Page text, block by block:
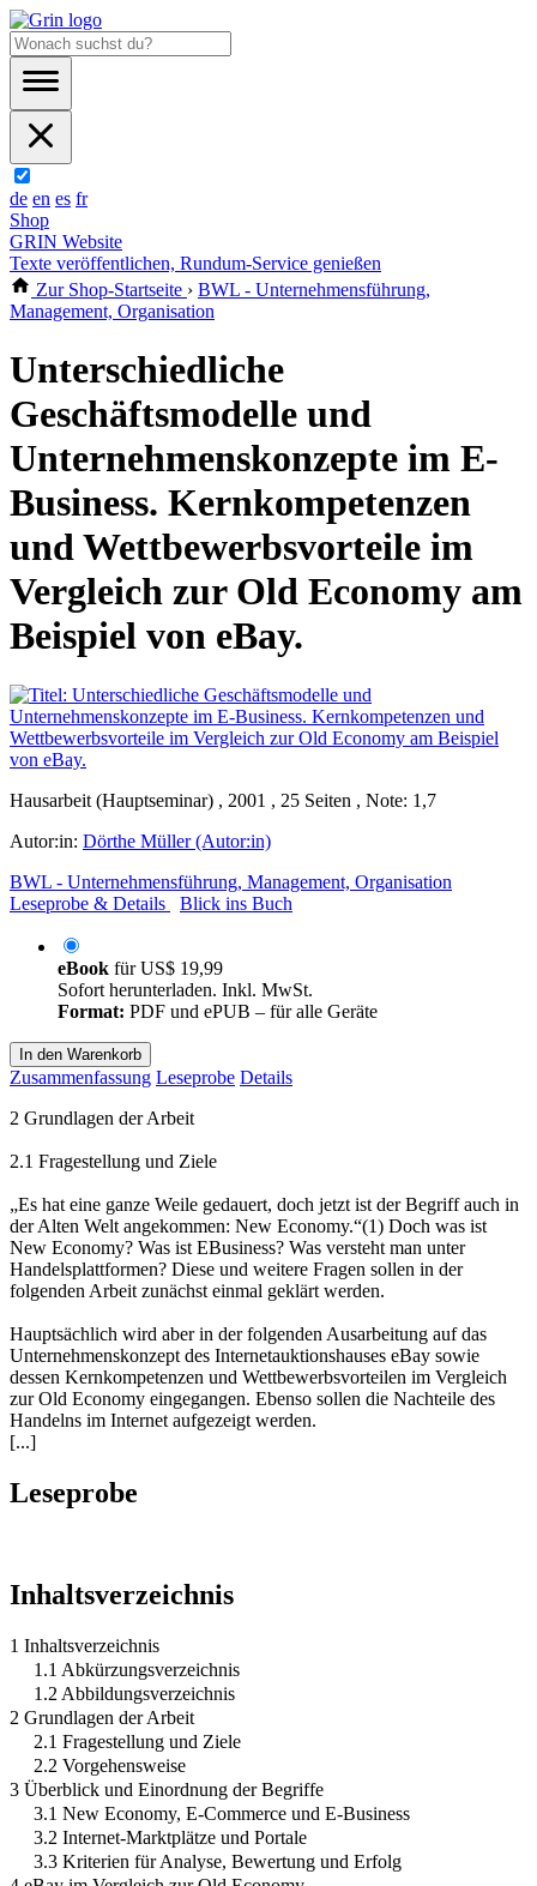
de en es fr
Shop
GRIN Website
Texte veröffentlichen, Rundum-Service genießen
Zur Shop-Startseite › BWL - Unternehmensführung,
Management, Organisation
Unterschiedliche
Geschäftsmodelle und
Unternehmenskonzepte im E-
Business. Kernkompetenzen
und Wettbewerbsvorteile im
Vergleich zur Old Economy am
Beispiel von eBay.
Hausarbeit (Hauptseminar) , 2001 , 25 Seiten , Note: 1,7
Autor:in: Dörthe Müller (Autor:in)
BWL - Unternehmensführung, Management, Organisation
Leseprobe & Details
Blick ins Buch
eBook fürUS$ 19,99
Sofort herunterladen. Inkl. MwSt.
Format: PDF und ePUB – für alle Geräte
In den Warenkorb
Zusammenfassung Leseprobe Details
2 Grundlagen der Arbeit
2.1 Fragestellung und Ziele
„Es hat eine ganze Weile gedauert, doch jetzt ist der Begriff auch in
der Alten Welt angekommen: New Economy.“(1) Doch was ist
New Economy? Was ist EBusiness? Was versteht man unter
Handelsplattformen? Diese und weitere Fragen sollen in der
folgenden Arbeit zunächst einmal geklärt werden.
Hauptsächlich wird aber in der folgenden Ausarbeitung auf das
Unternehmenskonzept des Internetauktionshauses eBay sowie
dessen Kernkompetenzen und Wettbewerbsvorteilen im Vergleich
zur Old Economy eingegangen. Ebenso sollen die Nachteile des
Handelns im Internet aufgezeigt werden.
[...]
Leseprobe
Inhaltsverzeichnis
1 Inhaltsverzeichnis
1.1 Abkürzungsverzeichnis
1.2 Abbildungsverzeichnis
2 Grundlagen der Arbeit
2.1 Fragestellung und Ziele
2.2 Vorgehensweise
3 Überblick und Einordnung der Begriffe
3.1 New Economy, E-Commerce und E-Business
3.2 Internet-Marktplätze und Portale
3.3 Kriterien für Analyse, Bewertung und Erfolg